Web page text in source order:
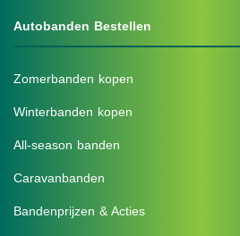
Autobanden Bestellen
Zomerbanden kopen
Winterbanden kopen
All-season banden
Caravanbanden
Bandenprijzen & Acties